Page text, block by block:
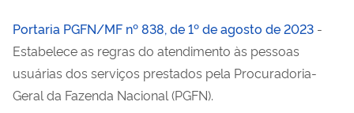
Portaria PGFN/MF nº 838, de 1º de agosto de 2023 -
Estabelece as regras do atendimento às pessoas
usuárias dos serviços prestados pela Procuradoria-
Geral da Fazenda Nacional (PGFN).